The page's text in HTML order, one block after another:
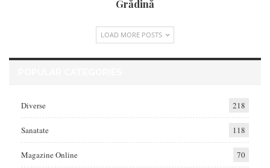
Grădină
LOAD MORE POSTS
Diverse 218
Sanatate 118
Magazine Online 70